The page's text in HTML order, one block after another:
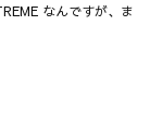
なんですが、ま